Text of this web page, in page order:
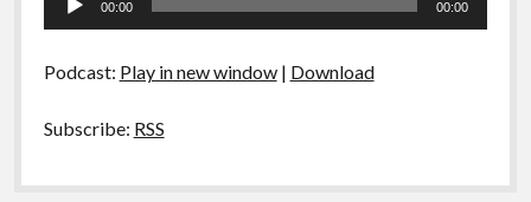
00:00 00:00
Podcast: Play in new window| Download
Subscribe: RSS